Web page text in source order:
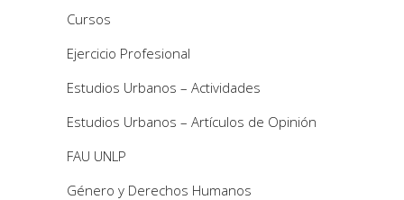
Cursos
Ejercicio Profesional
Estudios Urbanos – Actividades
Estudios Urbanos – Artículos de Opinión
FAU UNLP
Género y Derechos Humanos